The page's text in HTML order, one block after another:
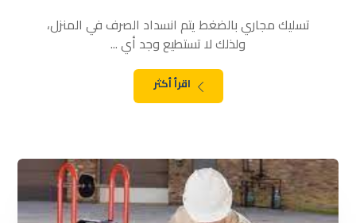
تسليك مجاري بالضغط يتم انسداد الصرف في المنزل،
ولذلك لا تستطيع وجد أي ...
اقرأ أكثر